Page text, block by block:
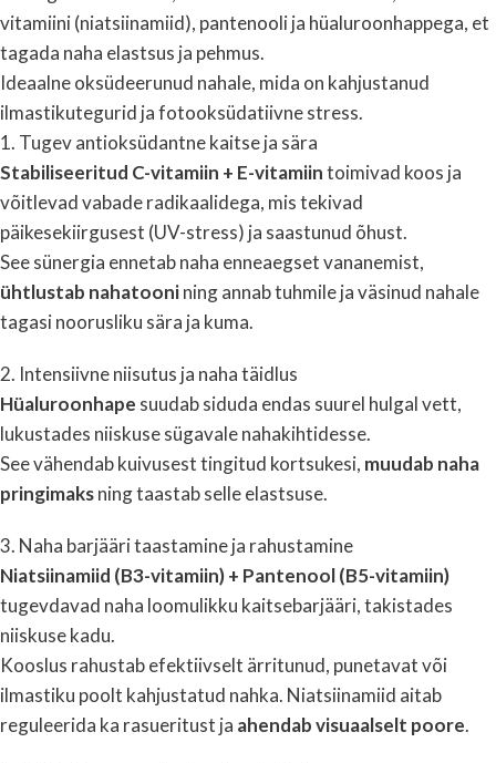
vitamiini (niatsiinamiid), pantenooli ja hüaluroonhappega, et
tagada naha elastsus ja pehmus.
Ideaalne oksüdeerunud nahale, mida on kahjustanud
ilmastikutegurid ja fotooksüdatiivne stress.
1. Tugev antioksüdantne kaitse ja sära
Stabiliseeritud C-vitamiin + E-vitamiintoimivad koos ja
võitlevad vabade radikaalidega, mis tekivad
päikesekiirgusest (UV-stress) ja saastunud õhust.
See sünergia ennetab naha enneaegset vananemist,
ühtlustab nahatoonining annab tuhmile ja väsinud nahale
tagasi noorusliku sära ja kuma.
2. Intensiivne niisutus ja naha täidlus
Hüaluroonhape suudab siduda endas suurel hulgal vett,
lukustades niiskuse sügavale nahakihtidesse.
See vähendab kuivusest tingitud kortsukesi, muudab naha
pringimaksning taastab selle elastsuse.
3. Naha barjääri taastamine ja rahustamine
Niatsiinamiid (B3-vitamiin) + Pantenool (B5-vitamiin)
tugevdavad naha loomulikku kaitsebarjääri, takistades
niiskuse kadu.
Kooslus rahustab efektiivselt ärritunud, punetavat või
ilmastiku poolt kahjustatud nahka. Niatsiinamiid aitab
reguleerida ka rasueritust ja ahendab visuaalselt poore.